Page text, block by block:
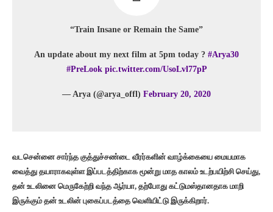
“Train Insane or Remain the Same”
An update about my next film at 5pm today ? #Arya30
#PreLook pic.twitter.com/UsoLvl77pP
— Arya (@arya_offl) February 20, 2020
வடசென்னை சார்ந்த குத்துச்சண்டை வீரர்களின் வாழ்க்கையை மையமாக
வைத்து தயாராகவுள்ள இப்படத்திற்காக மூன்று மாத காலம் உடற்பயிற்சி செய்து,
தன் உடலினை மெருகேற்றி வந்த ஆர்யா, தற்போது கட்டுமஸ்தானதாக மாறி
இருக்கும் தன் உடலின் புகைப்படத்தை வெளியிட்டு இருக்கிறார்.